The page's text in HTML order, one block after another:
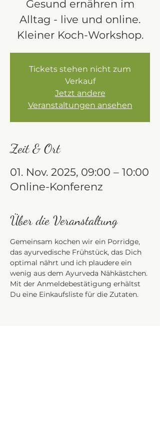
Gesund ernähren im
Alltag - live und online.
Kleiner Koch-Workshop.
Tickets stehen nicht zum
Verkauf
Jetzt andere
Veranstaltungen ansehen
Zeit & Ort
01. Nov. 2025, 09:00 – 10:00
Online-Konferenz
Über die Veranstaltung
Gemeinsam kochen wir ein Porridge,
das ayurvedische Frühstück, das Dich
optimal nährt und ich plaudere ein
wenig aus dem Ayurveda Nähkästchen.
Mit der Anmeldebestätigung erhältst
Du eine Einkaufsliste für die Zutaten.